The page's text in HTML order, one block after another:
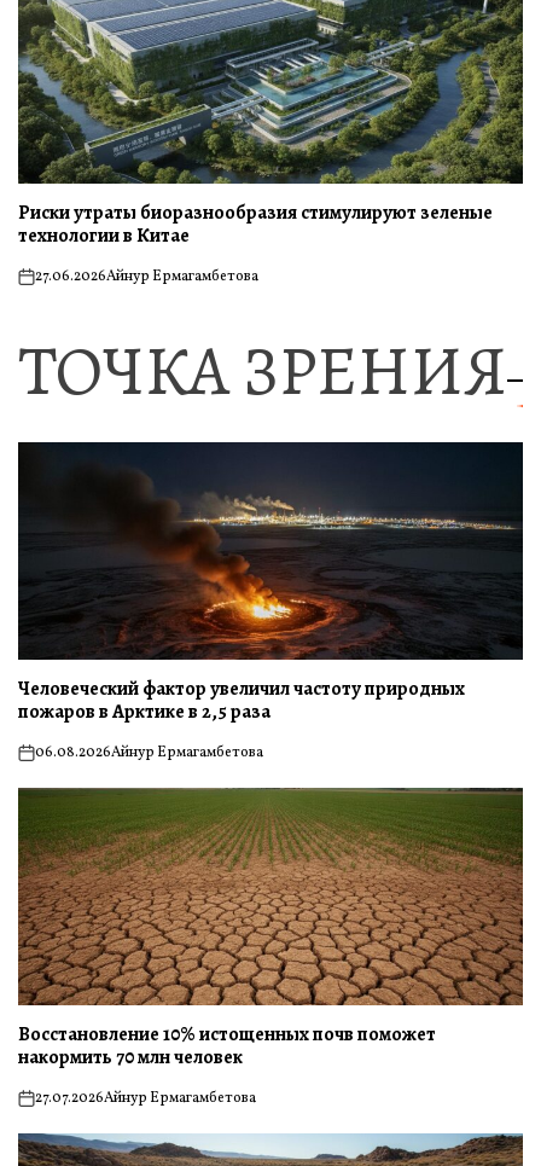
Риски утраты биоразнообразия стимулируют зеленые
технологии в Китае
on27.06.2026Айнур Ермагамбетова
ТОЧКА ЗРЕНИЯ
Человеческий фактор увеличил частоту природных
пожаров в Арктике в 2,5 раза
on06.08.2026Айнур Ермагамбетова
Восстановление 10% истощенных почв поможет
накормить 70 млн человек
on27.07.2026Айнур Ермагамбетова